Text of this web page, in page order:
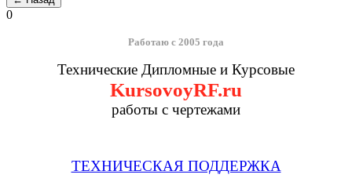
0
Работаю с 2005 года
Технические Дипломные и Курсовые
KursovoyRF.ru
работы с чертежами
ТЕХНИЧЕСКАЯ ПОДДЕРЖКА